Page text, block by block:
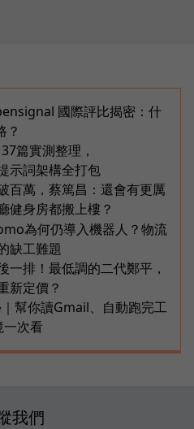
國際評比揭密：什
？
篇實測整理，
示詞架構全打包
百萬，蔡篤昌：還會有更厲
健身房都搬上樓？
為何仍導入機器人？物流
缺工難題
一排！最低調的二代鄭平，
新定價？
幫你讀Gmail、自動跑完工
次看
我們